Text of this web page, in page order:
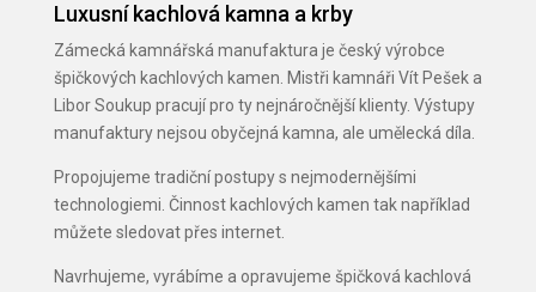
Luxusní kachlová kamna a krby
Zámecká kamnářská manufaktura je český výrobce
špičkových kachlových kamen. Mistři kamnáři Vít Pešek a
Libor Soukup pracují pro ty nejnáročnější klienty. Výstupy
manufaktury nejsou obyčejná kamna, ale umělecká díla.
Propojujeme tradiční postupy s nejmodernějšími
technologiemi. Činnost kachlových kamen tak například
můžete sledovat přes internet.
Navrhujeme, vyrábíme a opravujeme špičková kachlová